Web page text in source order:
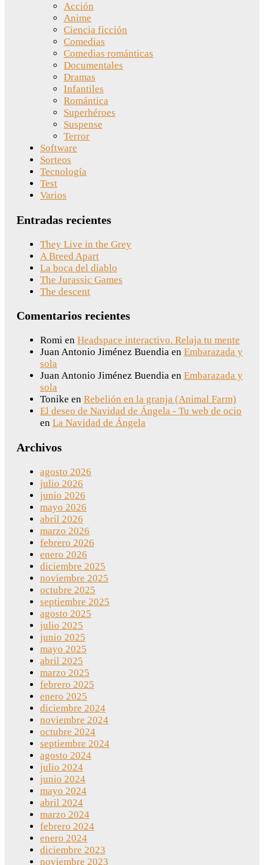
Acción
Anime
Ciencia ficción
Comedias
Comedias románticas
Documentales
Dramas
Infantiles
Romántica
Superhéroes
Suspense
Terror
Software
Sorteos
Tecnología
Test
Varios
Entradas recientes
They Live in the Grey
A Breed Apart
La boca del diablo
The Jurassic Games
The descent
Comentarios recientes
Romi en Headspace interactivo. Relaja tu mente
Juan Antonio Jiménez Buendia en Embarazada y
sola
Juan Antonio Jiménez Buendia en Embarazada y
sola
Tonike en Rebelión en la granja (Animal Farm)
El deseo de Navidad de Ángela - Tu web de ocio
en La Navidad de Ángela
Archivos
agosto 2026
julio 2026
junio 2026
mayo 2026
abril 2026
marzo 2026
febrero 2026
enero 2026
diciembre 2025
noviembre 2025
octubre 2025
septiembre 2025
agosto 2025
julio 2025
junio 2025
mayo 2025
abril 2025
marzo 2025
febrero 2025
enero 2025
diciembre 2024
noviembre 2024
octubre 2024
septiembre 2024
agosto 2024
julio 2024
junio 2024
mayo 2024
abril 2024
marzo 2024
febrero 2024
enero 2024
diciembre 2023
noviembre 2023